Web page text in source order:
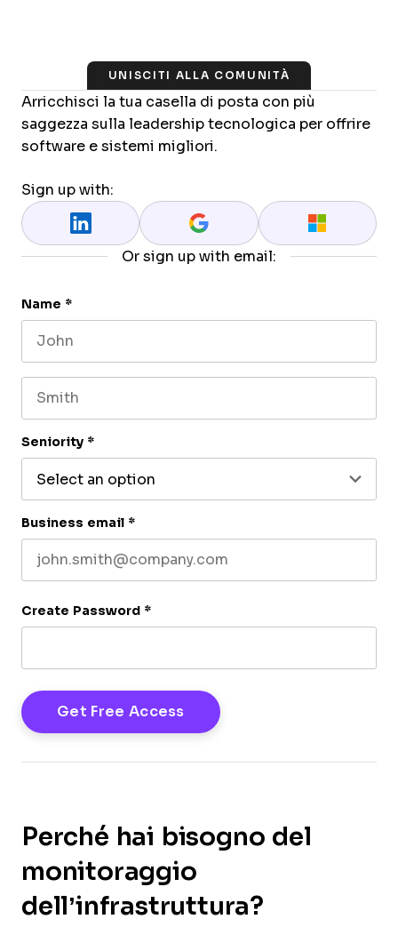
UNISCITI ALLA COMUNITÀ
Arricchisci la tua casella di posta con più
saggezza sulla leadership tecnologica per offrire
software e sistemi migliori.
Sign up with:
Or sign up with email:
Name *
Seniority *
Business email *
Create Password *
Perché hai bisogno del
monitoraggio
dell’infrastruttura?